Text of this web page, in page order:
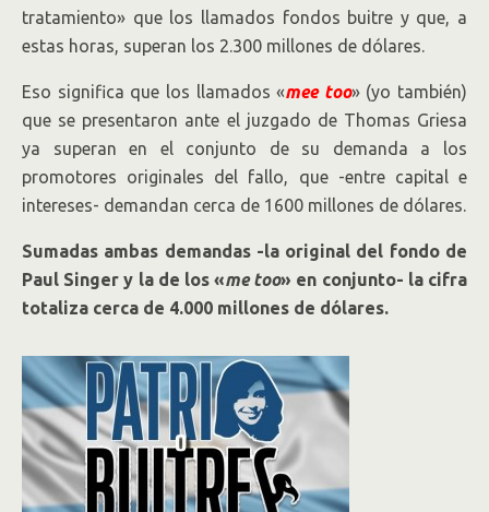
tratamiento» que los llamados fondos buitre y que, a
estas horas, superan los 2.300 millones de dólares.
Eso significa que los llamados «mee too» (yo también)
que se presentaron ante el juzgado de Thomas Griesa
ya superan en el conjunto de su demanda a los
promotores originales del fallo, que -entre capital e
intereses- demandan cerca de 1600 millones de dólares.
Sumadas ambas demandas -la original del fondo de
Paul Singer y la de los «me too» en conjunto- la cifra
totaliza cerca de 4.000 millones de dólares.